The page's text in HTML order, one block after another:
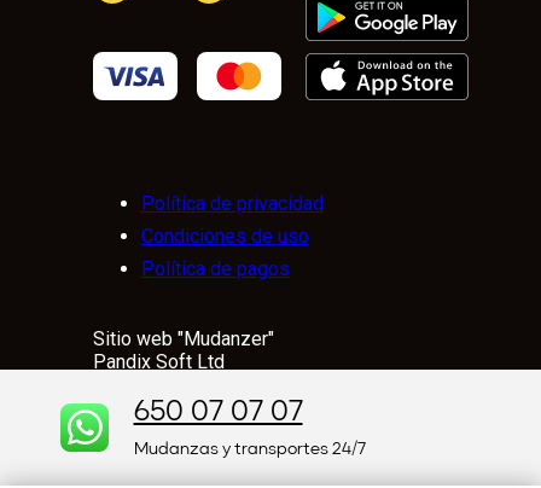
Sitio web "Mudanzer"
Pandix Soft Ltd
London, W1W 5PF, United Kingdom
© 2001-2025.
Política de privacidad
Condiciones de uso
Política de pagos
650 07 07 07
Mudanzas y transportes 24/7